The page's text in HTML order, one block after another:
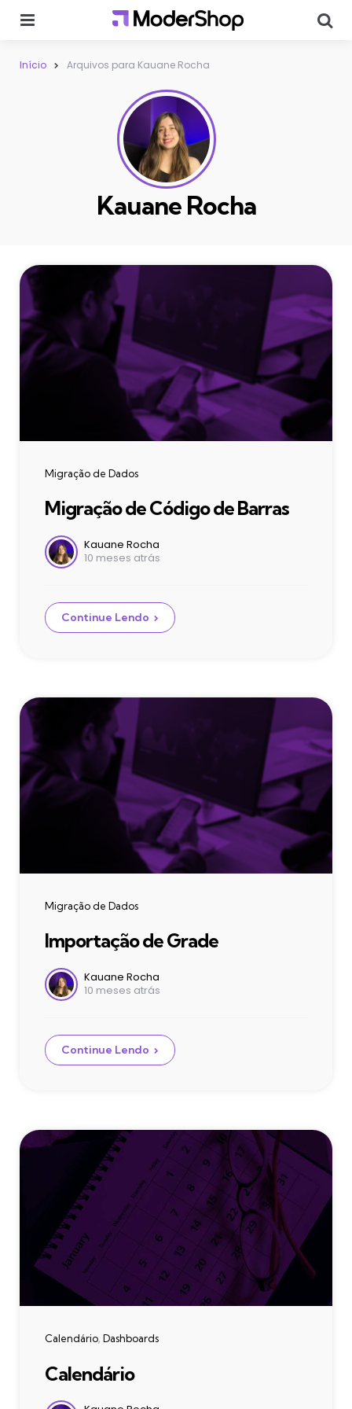
Início Arquivos para Kauane Rocha
Kauane Rocha
Categories
Migração de Dados
Migração de Código de Barras
Postado
por
Kauane Rocha
10 meses atrás
Continue Lendo
Categories
Migração de Dados
Importação de Grade
Postado
por
Kauane Rocha
10 meses atrás
Continue Lendo
Categories
Calendário Dashboards
Calendário